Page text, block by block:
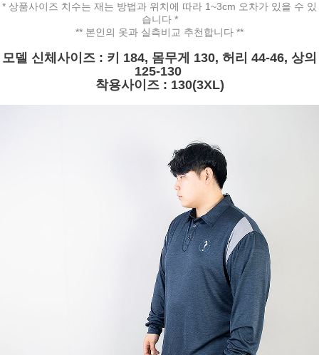
* 상품사이즈 치수는 재는 방법과 위치에 따라 1~3cm 오차가 있을 수 있
습니다 *
** 본인의 옷과 실측비교 추천합니다 **
모델 신체사이즈 : 키 184, 몸무게 130, 허리 44-46, 상의
125-130
착용사이즈 : 130(3XL)